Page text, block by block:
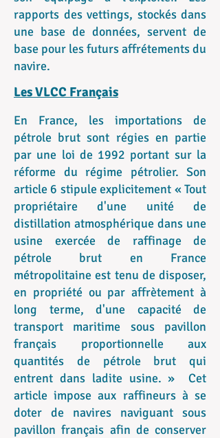
rapports des vettings, stockés dans
une base de données, servent de
base pour les futurs affrétements du
navire.
Les VLCC Français
En France, les importations de
pétrole brut sont régies en partie
par une loi de 1992 portant sur la
réforme du régime pétrolier. Son
article 6 stipule explicitement « Tout
propriétaire d'une unité de
distillation atmosphérique dans une
usine exercée de raffinage de
pétrole brut en France
métropolitaine est tenu de disposer,
en propriété ou par affrètement à
long terme, d'une capacité de
transport maritime sous pavillon
français proportionnelle aux
quantités de pétrole brut qui
entrent dans ladite usine. » Cet
article impose aux raffineurs à se
doter de navires naviguant sous
pavillon français afin de conserver